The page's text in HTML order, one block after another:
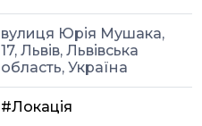
вулиця Юрія Мушака,
17, Львів, Львівська
область, Україна
#Локація